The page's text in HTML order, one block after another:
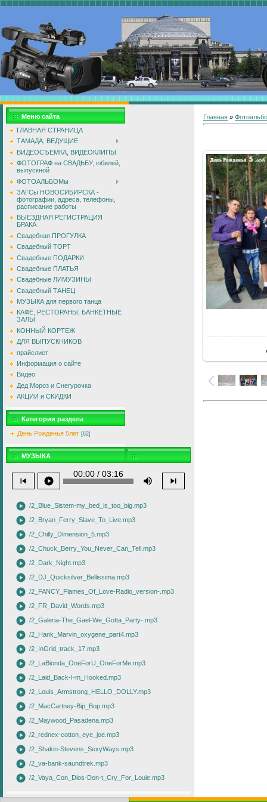
Меню сайта
ГЛАВНАЯ СТРАНИЦА
ТАМАДА, ВЕДУЩИЕ
ВИДЕОСЪЕМКА, ВИДЕОКЛИПЫ
ФОТОГРАФ на СВАДЬБУ, юбилей,
выпускной
ФОТОАЛЬБОМы
ЗАГСы НОВОСИБИРСКА -
фотографии, адреса, телефоны,
расписание работы
ВЫЕЗДНАЯ РЕГИСТРАЦИЯ
БРАКА
Свадебная ПРОГУЛКА
Свадебный ТОРТ
Свадебные ПОДАРКИ
Свадебные ПЛАТЬЯ
Свадебные ЛИМУЗИНЫ
Свадебный ТАНЕЦ
МУЗЫКА для первого танца
КАФЕ, РЕСТОРАНЫ, БАНКЕТНЫЕ
ЗАЛЫ
КОННЫЙ КОРТЕЖ
ДЛЯ ВЫПУСКНИКОВ
прайслист
Информация о сайте
Видео
Дед Мороз и Снегурочка
АКЦИИ и СКИДКИ
Категории раздела
День Рожденья 5лет [62]
МУЗЫКА
skip_previous play_circle
00:00 / 03:16
volume_up skip_next
play_circle /2_Blue_Sistem-my_bed_is_too_big.mp3
play_circle /2_Bryan_Ferry_Slave_To_Live.mp3
play_circle /2_Chilly_Dimension_5.mp3
play_circle /2_Chuck_Berry_You_Never_Can_Tell.mp3
play_circle /2_Dark_Night.mp3
play_circle /2_DJ_Quicksilver_Bellissima.mp3
play_circle /2_FANCY_Flames_Of_Love-Radio_version-.mp3
play_circle /2_FR_David_Words.mp3
play_circle /2_Galeria-The_Gael-We_Gotta_Party-.mp3
play_circle /2_Hank_Marvin_oxygene_part4.mp3
play_circle /2_InGrid_track_17.mp3
play_circle /2_LaBionda_OneForU_OneForMe.mp3
play_circle /2_Laid_Back-I-m_Hooked.mp3
play_circle /2_Louis_Armstrong_HELLO_DOLLY.mp3
play_circle /2_MacCartney-Bip_Bop.mp3
play_circle /2_Maywood_Pasadena.mp3
play_circle /2_rednex-cotton_eye_joe.mp3
play_circle /2_Shakin-Stevens_SexyWays.mp3
play_circle /2_va-bank-saundtrek.mp3
play_circle /2_Vaya_Con_Dios-Don-t_Cry_For_Louie.mp3
Главная »